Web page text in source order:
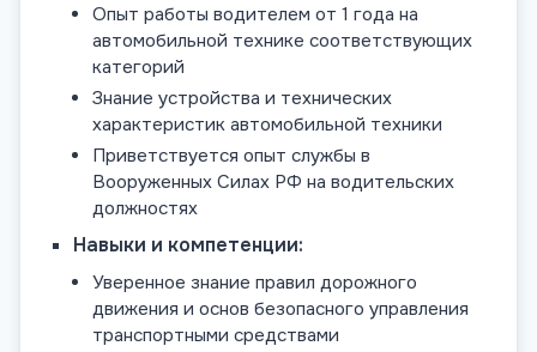
Опыт работы водителем от 1 года на
автомобильной технике соответствующих
категорий
Знание устройства и технических
характеристик автомобильной техники
Приветствуется опыт службы в
Вооруженных Силах РФ на водительских
должностях
Навыки и компетенции:
Уверенное знание правил дорожного
движения и основ безопасного управления
транспортными средствами